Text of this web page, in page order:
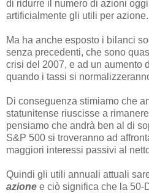
di ridurre il numero di azioni
artificialmente gli utili per azione.
Ma ha anche esposto i bilanci
senza precedenti, che sono
crisi del 2007, e ad un aumento
quando i tassi si
Di conseguenza stimiamo che
statunitense riuscisse a
pensiamo che andrà ben al di
S&P 500 si troveranno ad
maggiori interessi passivi al
Quindi gli utili annuali attuali
azione e ciò significa che la 50-